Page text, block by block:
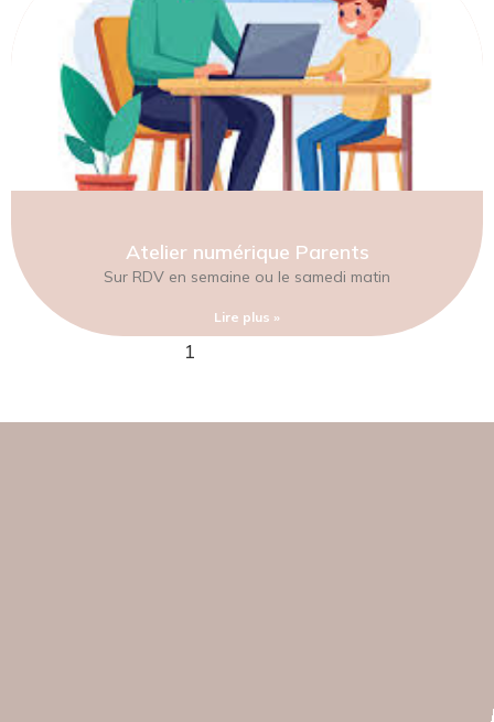
Atelier numérique Parents
Sur RDV en semaine ou le samedi matin
Lire plus »
1